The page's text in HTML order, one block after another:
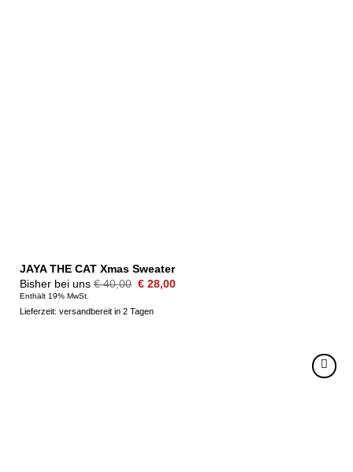
JAYA THE CAT Xmas Sweater
Bisher bei uns €40,00 Ursprünglicher
Preis
€ 40,00
€28,00Aktueller
Enthält 19% MwSt.
Lieferzeit: versandbereit in 2 Tagen